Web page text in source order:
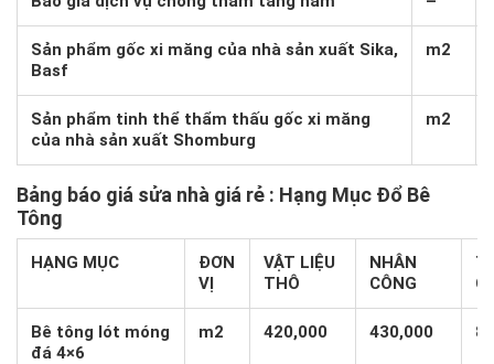
Sản phẩm gốc xi măng của nhà sản xuất Sika,
Basf
m2
Sản phẩm tinh thể thẩm thấu gốc xi măng
của nhà sản xuất Shomburg
m2
Bảng báo giá sửa nhà giá rẻ : Hạng Mục Đổ Bê
Tông
HẠNG MỤC
ĐƠN
VỊ
VẬT LIỆU
THÔ
NHÂN
CÔNG
Bê tông lót móng
đá 4×6
m2 420,000 430,000